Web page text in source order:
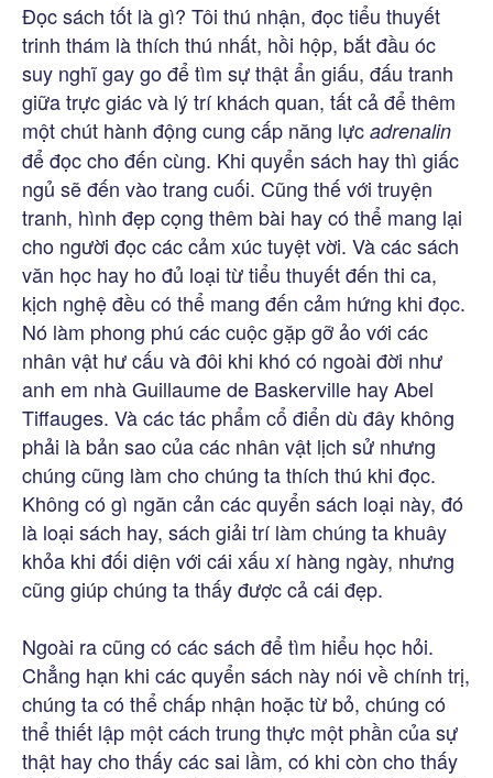
Đọc sách tốt là gì? Tôi thú nhận, đọc tiểu thuyết
trinh thám là thích thú nhất, hồi hộp, bắt đầu óc
suy nghĩ gay go để tìm sự thật ẩn giấu, đấu tranh
giữa trực giác và lý trí khách quan, tất cả để thêm
một chút hành động cung cấp năng lực adrenalin
để đọc cho đến cùng. Khi quyển sách hay thì giấc
ngủ sẽ đến vào trang cuối. Cũng thế với truyện
tranh, hình đẹp cọng thêm bài hay có thể mang lại
cho người đọc các cảm xúc tuyệt vời. Và các sách
văn học hay ho đủ loại từ tiểu thuyết đến thi ca,
kịch nghệ đều có thể mang đến cảm hứng khi đọc.
Nó làm phong phú các cuộc gặp gỡ ảo với các
nhân vật hư cấu và đôi khi khó có ngoài đời như
anh em nhà Guillaume de Baskerville hay Abel
Tiffauges. Và các tác phẩm cổ điển dù đây không
phải là bản sao của các nhân vật lịch sử nhưng
chúng cũng làm cho chúng ta thích thú khi đọc.
Không có gì ngăn cản các quyển sách loại này, đó
là loại sách hay, sách giải trí làm chúng ta khuây
khỏa khi đối diện với cái xấu xí hàng ngày, nhưng
cũng giúp chúng ta thấy được cả cái đẹp.
Ngoài ra cũng có các sách để tìm hiểu học hỏi.
Chẳng hạn khi các quyển sách này nói về chính trị,
chúng ta có thể chấp nhận hoặc từ bỏ, chúng có
thể thiết lập một cách trung thực một phần của sự
thật hay cho thấy các sai lầm, có khi còn cho thấy